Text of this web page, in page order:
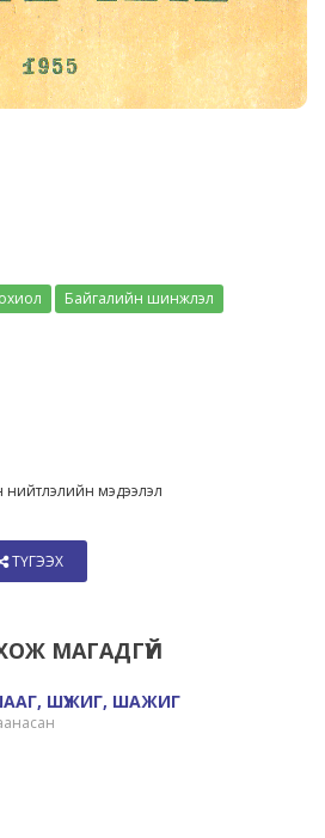
Байгалийн шинжлэл
нийтлэлийн мэдээлэл
ТҮГЭЭХ
МАГАДГҮЙ
ШААГ, ШҮЖИГ, ШАЖИГ